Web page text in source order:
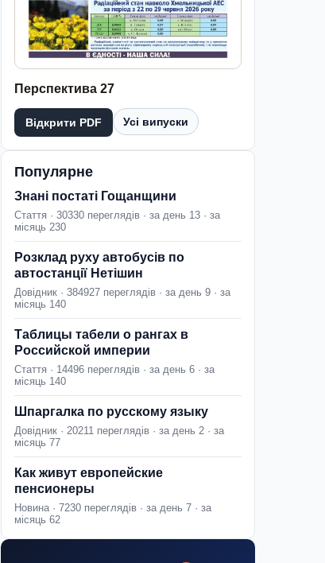
Перспектива 27
Відкрити PDF Усі випуски
Популярне
Знані постаті Гощанщини
Стаття · 30330 переглядів · за день 13 · за
місяць 230
Розклад руху автобусів по
автостанції Нетішин
Довідник · 384927 переглядів · за день 9 · за
місяць 140
Таблицы табели о рангах в
Российской империи
Стаття · 14496 переглядів · за день 6 · за
місяць 140
Шпаргалка по русскому языку
Довідник · 20211 переглядів · за день 2 · за
місяць 77
Как живут европейские
пенсионеры
Новина · 7230 переглядів · за день 7 · за
місяць 62